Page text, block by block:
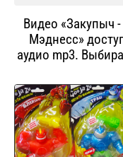
Видео «Закупыч
Мэднесс»
аудио mp3.